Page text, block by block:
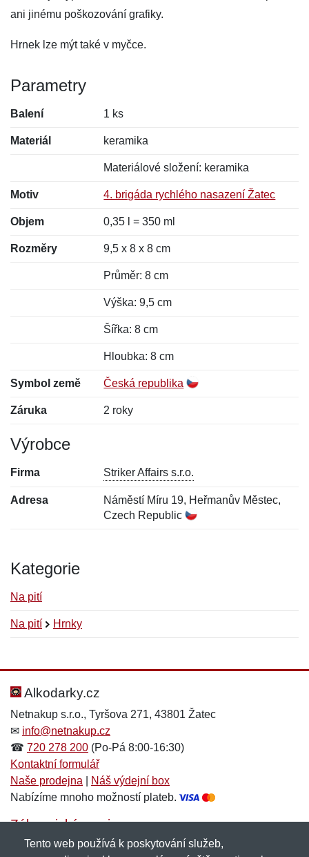
ani jinému poškozování grafiky.
Hrnek lze mýt také v myčce.
Parametry
Balení 1 ks
Materiál keramika
Materiálové složení: keramika
Motiv 4. brigáda rychlého nasazení Žatec
Objem 0,35 l = 350 ml
Rozměry 9,5 x 8 x 8 cm
Průměr: 8 cm
Výška: 9,5 cm
Šířka: 8 cm
Hloubka: 8 cm
Symbol země Česká republika
Záruka 2 roky
Výrobce
Firma Striker Affairs s.r.o.
Adresa
Náměstí Míru 19, Heřmanův Městec,
Czech Republic
Kategorie
Na pití
Na pití Hrnky
Hodnocení:
Jméno: *
Jméno:
E-mail:*
Alkodarky.cz
Netnakup s.r.o., Tyršova 271, 43801 Žatec
✉ info@netnakup.cz
☎ 720 278 200 (Po-Pá 8:00-16:30)
Kontaktní formulář
Naše prodejna
Náš výdejní box
Nabízíme mnoho možností plateb.
Zákaznický servis
Novinky emailem
Tento web používá k poskytování služeb,